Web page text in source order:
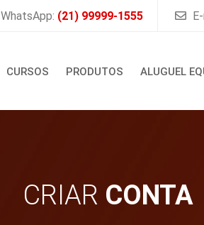
WhatsApp: (21) 99999-1555
CURSOS PRODUTOS ALUGUEL
CRIAR CONTA